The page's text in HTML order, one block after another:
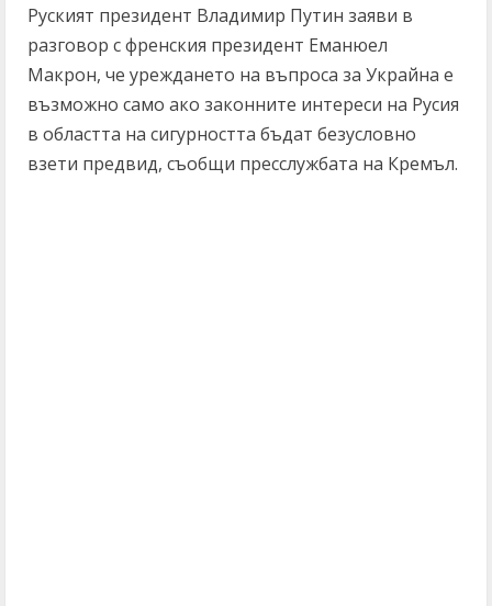
Руският президент Владимир Путин заяви в
разговор с френския президент Еманюел
Макрон, че уреждането на въпроса за Украйна е
възможно само ако законните интереси на Русия
в областта на сигурността бъдат безусловно
взети предвид, съобщи пресслужбата на Кремъл.